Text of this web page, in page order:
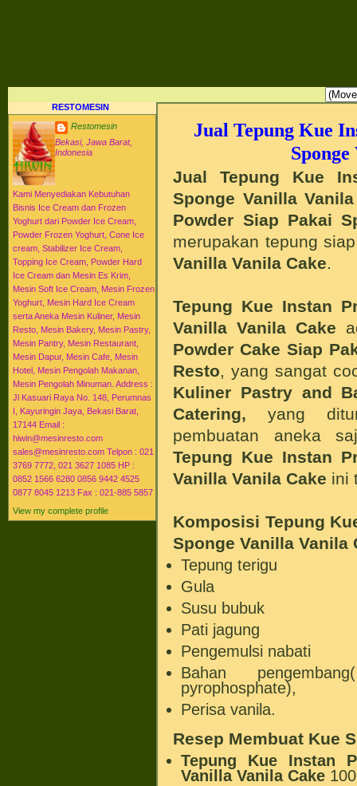
RESTOMESIN
Restomesin
Bekasi, Jawa Barat,
Indonesia
Kami Menyediakan Kebutuhan
Bisnis Ice Cream dan Frozen
Yoghurt dari Powder Ice Cream,
Powder Frozen Yoghurt, Cone Ice
cream, Stabilizer Ice Cream,
Topping Ice Cream, Powder Hard
Ice Cream dan Mesin Es Krim,
Mesin Soft Ice Cream, Mesin Frozen
Yoghurt, Mesin Hard Ice Cream
serta Aneka Mesin Kuliner, Mesin
Resto, Mesin Bakery, Mesin Pastry,
Mesin Pantry, Mesin Restaurant,
Mesin Dapur, Mesin Cafe, Mesin
Hotel, Mesin Pengolah Makanan,
Mesin Pengolah Minuman. Address :
Jl Kasuari Raya No. 148, Perumnas
I, Kayuringin Jaya, Bekasi Barat,
17144 Email :
hiwin@mesinresto.com
sales@mesinresto.com Telpon : 021
3769 7772, 021 3627 1085 HP :
0852 1566 6280 0856 9442 4525
0877 8045 1213 Fax : 021-885 5857
View my complete profile
Jual Tepung Kue
Jual Tepung Kue
Sponge Vanilla
Powder Siap Pakai
merupakan tepung
Vanilla Vanila Cake
Tepung Kue Instan
Vanilla Vanila Cake
Powder Cake Siap
Resto , yang sangat
Kuliner Pastry and
Catering, yang
pembuatan aneka
Tepung Kue Instan
Vanilla Vanila Cake ini
Komposisi Tepung
Sponge Vanilla Vanila
Tepung terigu
Gula
Susu bubuk
Pati jagung
Pengemulsi nabati
Bahan
pyrophosphate),
Perisa vanila.
Resep Membuat Kue
Tepung Kue Instan
Vanilla Vanila Cake